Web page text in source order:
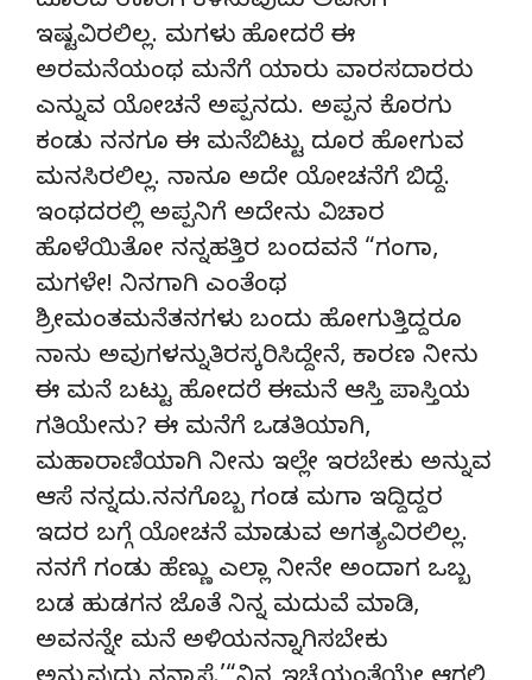
ಇಷ್ಟವಿರಲಿಲ್ಲ. ಮಗಳು ಹೋದರೆ ಈ
ಅರಮನೆಯಂಥ ಮನೆಗೆ ಯಾರು ವಾರಸದಾರರು
ಎನ್ನುವ ಯೋಚನೆ ಅಪ್ಪನದು. ಅಪ್ಪನ ಕೊರಗು
ಕಂಡು ನನಗೂ ಈ ಮನೆಬಿಟ್ಟು ದೂರ ಹೋಗುವ
ಮನಸಿರಲಿಲ್ಲ. ನಾನೂ ಅದೇ ಯೋಚನೆಗೆ ಬಿದ್ದೆ.
ಇಂಥದರಲ್ಲಿ ಅಪ್ಪನಿಗೆ ಅದೇನು ವಿಚಾರ
ಹೊಳೆಯಿತೋ ನನ್ನಹತ್ತಿರ ಬಂದವನೆ “ಗಂಗಾ,
ಮಗಳೇ! ನಿನಗಾಗಿ ಎಂತೆಂಥ
ಶ್ರೀಮಂತಮನೆತನಗಳು ಬಂದು ಹೋಗುತ್ತಿದ್ದರೂ
ನಾನು ಅವುಗಳನ್ನುತಿರಸ್ಕರಿಸಿದ್ದೇನೆ, ಕಾರಣ ನೀನು
ಈ ಮನೆ ಬಟ್ಟು ಹೋದರೆ ಈಮನೆ ಆಸ್ತಿ ಪಾಸ್ತಿಯ
ಗತಿಯೇನು? ಈ ಮನೆಗೆ ಒಡತಿಯಾಗಿ,
ಮಹಾರಾಣಿಯಾಗಿ ನೀನು ಇಲ್ಲೇ ಇರಬೇಕು ಅನ್ನುವ
ಆಸೆ ನನ್ನದು.ನನಗೊಬ್ಬ ಗಂಡ ಮಗಾ ಇದ್ದಿದ್ದರ
ಇದರ ಬಗ್ಗೆ ಯೋಚನೆ ಮಾಡುವ ಅಗತ್ಯವಿರಲಿಲ್ಲ.
ನನಗೆ ಗಂಡು ಹೆಣ್ಣು ಎಲ್ಲಾ ನೀನೇ ಅಂದಾಗ ಒಬ್ಬ
ಬಡ ಹುಡಗನ ಜೊತೆ ನಿನ್ನ ಮದುವೆ ಮಾಡಿ,
ಅವನನ್ನೇ ಮನೆ ಅಳಿಯನನ್ನಾಗಿಸಬೇಕು